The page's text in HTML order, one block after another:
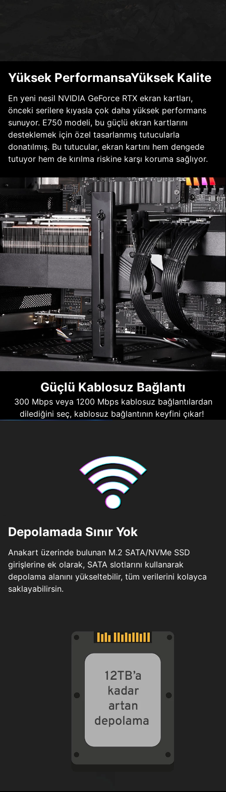
Yüksek PerformansaYüksek Kalite
En yeni nesil NVIDIA GeForce RTX ekran kartları,
önceki serilere kıyasla çok daha yüksek performans
sunuyor. E750 modeli, bu güçlü ekran kartlarını
desteklemek için özel tasarlanmış tutucularla
donatılmış. Bu tutucular, ekran kartını hem dengede
tutuyor hem de kırılma riskine karşı koruma sağlıyor.
Güçlü Kablosuz Bağlantı
300 Mbps veya 1200 Mbps kablosuz bağlantılardan
dilediğini seç, kablosuz bağlantının keyfini çıkar!
Depolamada Sınır Yok
Anakart üzerinde bulunan M.2 SATA/NVMe SSD
girişlerine ek olarak, SATA slotlarını kullanarak
depolama alanını yükseltebilir, tüm verilerini kolayca
saklayabilirsin.